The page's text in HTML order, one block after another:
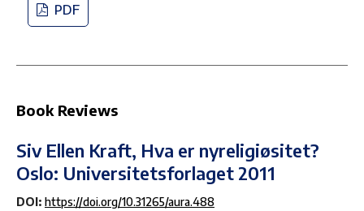
PDF
Book Reviews
Siv Ellen Kraft, Hva er nyreligiøsitet?
Oslo: Universitetsforlaget 2011
DOI: https://doi.org/10.31265/aura.488